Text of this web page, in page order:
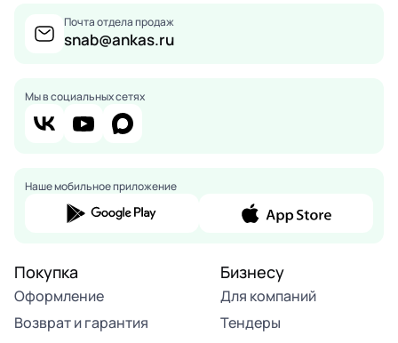
Почта отдела продаж
snab@ankas.ru
Мы в социальных сетях
Наше мобильное приложение
Покупка
Оформление
Возврат и гарантия
Бизнесу
Для компаний
Тендеры